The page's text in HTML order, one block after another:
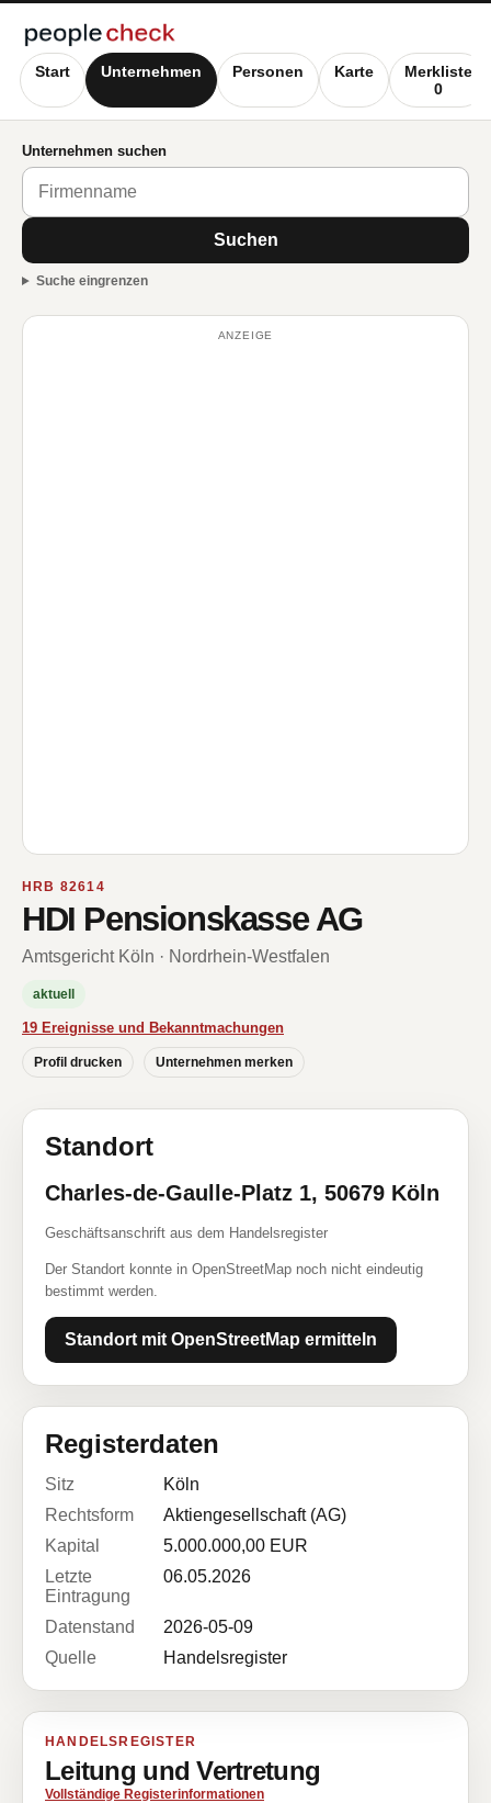
Start Unternehmen Personen Karte
Merkliste
0
Unternehmen suchen
Suchen
Suche eingrenzen
ANZEIGE
HRB 82614
HDI Pensionskasse AG
Amtsgericht Köln · Nordrhein-Westfalen
aktuell
19 Ereignisse und Bekanntmachungen
Profil drucken Unternehmen merken
Standort
Charles-de-Gaulle-Platz 1, 50679 Köln
Geschäftsanschrift aus dem Handelsregister
Der Standort konnte in OpenStreetMap noch nicht eindeutig
bestimmt werden.
Standort mit OpenStreetMap ermitteln
Registerdaten
Sitz
Köln
Rechtsform
Aktiengesellschaft (AG)
Kapital
5.000.000,00 EUR
Letzte
Eintragung
06.05.2026
Datenstand
2026-05-09
Quelle
Handelsregister
HANDELSREGISTER
Leitung und Vertretung
Vollständige Registerinformationen